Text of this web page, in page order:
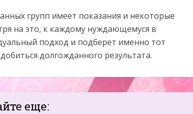
групп имеет показания и некоторые
на это, к каждому нуждающемуся в
подход и подберет именно тот
долгожданного результата.
еще: